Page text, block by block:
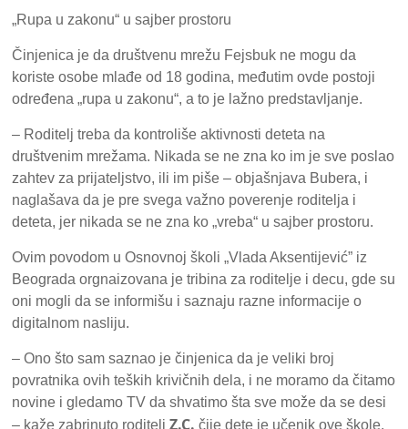
„Rupa u zakonu“ u sajber prostoru
Činjenica je da društvenu mrežu Fejsbuk ne mogu da
koriste osobe mlađe od 18 godina, međutim ovde postoji
određena „rupa u zakonu“, a to je lažno predstavljanje.
– Roditelj treba da kontroliše aktivnosti deteta na
društvenim mrežama. Nikada se ne zna ko im je sve poslao
zahtev za prijateljstvo, ili im piše – objašnjava Bubera, i
naglašava da je pre svega važno poverenje roditelja i
deteta, jer nikada se ne zna ko „vreba“ u sajber prostoru.
Ovim povodom u Osnovnoj školi „Vlada Aksentijević” iz
Beograda orgnaizovana je tribina za roditelje i decu, gde su
oni mogli da se informišu i saznaju razne informacije o
digitalnom nasliju.
– Ono što sam saznao je činjenica da je veliki broj
povratnika ovih teških krivičnih dela, i ne moramo da čitamo
novine i gledamo TV da shvatimo šta sve može da se desi
– kaže zabrinuto roditeljZ.C. čije dete je učenik ove škole.